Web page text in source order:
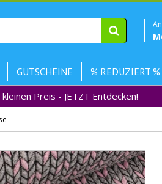
GUTSCHEINE % REDUZIERT %
Preis - JETZT Entdecken!